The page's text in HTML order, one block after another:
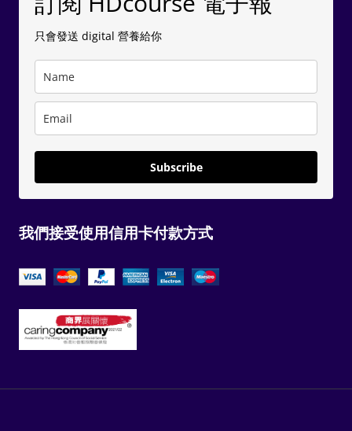
只會發送 digital 營養給你
Subscribe
我們接受使用信用卡付款方式